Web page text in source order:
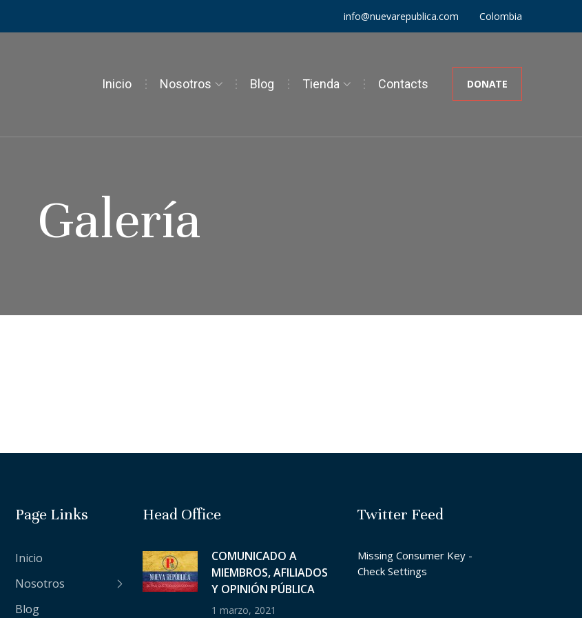
info@nuevarepublica.com Colombia
Inicio Nosotros Blog Tienda Contacts DONATE
Galería
Page Links
Inicio
Nosotros
Blog
Head Office
COMUNICADO A
MIEMBROS, AFILIADOS
Y OPINIÓN PÚBLICA
1 marzo, 2021
Twitter Feed
Missing Consumer Key -
Check Settings